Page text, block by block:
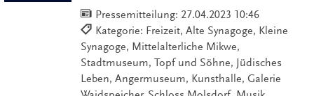
Pressemitteilung: 27.04.2023 10:46
Kategorie: Freizeit, Alte Synagoge, Kleine
Synagoge, Mittelalterliche Mikwe,
Stadtmuseum, Topf und Söhne, Jüdisches
Leben, Angermuseum, Kunsthalle, Galerie